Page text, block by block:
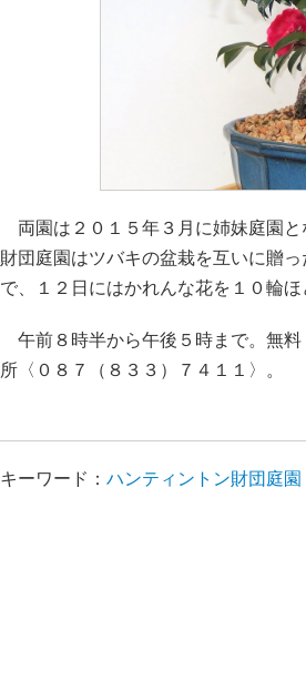
両園は２０１５年３月に姉妹庭園
財団庭園はツバキの盆栽を互いに贈
で、１２日にはかれんな花を１０輪
午前８時半から午後５時まで。無
所〈０８７（８３３）７４１１〉。
キーワード： ハンティントン財団庭園